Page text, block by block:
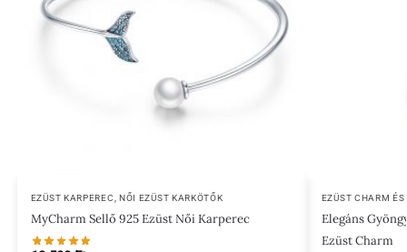
EZÜST KARPEREC NŐI EZÜST KARKÖTŐK
MyCharm Sellő 925 Ezüst Női Karperec
EZÜST CHARM
Elegáns
Ezüst Charm